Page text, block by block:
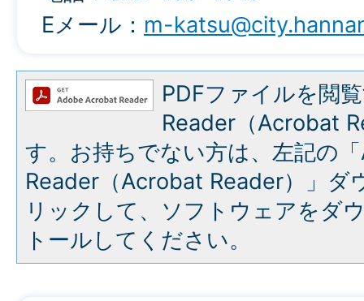
Eメール： m-
PDFファイルを閲
Reader（Acrobat
す。お持ちでない方は、左記の
Reader（Acrobat Reader）」ダ
リックして、ソフトウェアをダ
トールしてください。